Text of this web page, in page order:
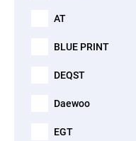
AT
BLUE PRINT
DEQST
Daewoo
EGT